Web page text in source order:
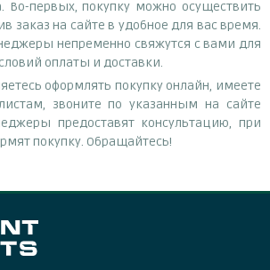
Во-первых, покупку можно осуществить
заказ на сайте в удобное для вас время.
непременно свяжутся с вами для
оплаты и доставки.
оформлять покупку онлайн, имеете
звоните по указанным на сайте
предоставят консультацию, при
покупку. Обращайтесь!